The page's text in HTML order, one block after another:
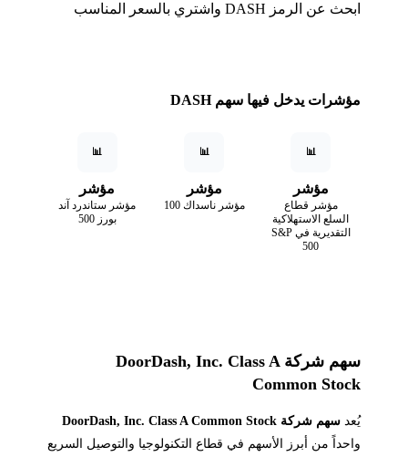
ابحث عن الرمز DASH واشتري بالسعر المناسب
مؤشرات يدخل فيها سهم DASH
📊
مؤشر
مؤشر قطاع
السلع الاستهلاكية
التقديرية في S&P
500
📊
مؤشر
مؤشر ناسداك 100
📊
مؤشر
مؤشر ستاندرد آند
بورز 500
سهم شركة DoorDash, Inc. Class A
Common Stock
يُعد سهم شركة DoorDash, Inc. Class A Common Stock
واحداً من أبرز الأسهم في قطاع التكنولوجيا والتوصيل السريع